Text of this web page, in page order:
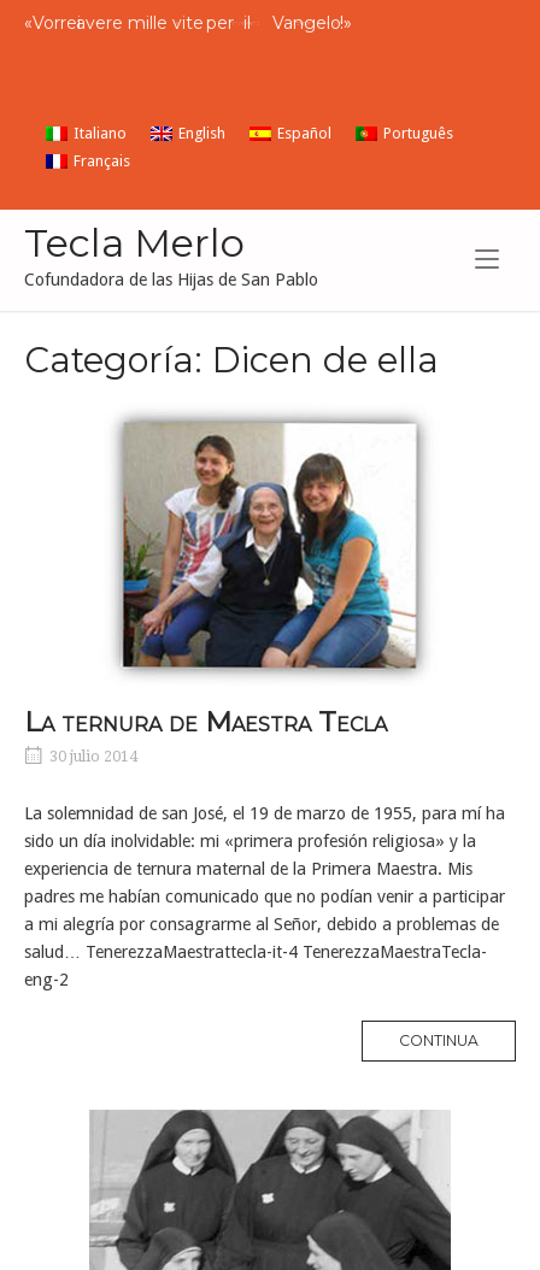
«I
Vorrei
wish
avereI had
millea
vitethousand
per lives to give to the
il
Italiano English Español
Português
Français
Tecla Merlo
Cofundadora de las Hijas de San Pablo
Categoría: Dicen de ella
La ternura de Maestra Tecla
30 julio 2014
La solemnidad de san José, el 19 de marzo de 1955, para mí ha
sido un día inolvidable: mi «primera profesión religiosa» y la
experiencia de ternura maternal de la Primera Maestra. Mis
padres me habían comunicado que no podían venir a participar
a mi alegría por consagrarme al Señor, debido a problemas de
salud… TenerezzaMaestrattecla-it-4 TenerezzaMaestraTecla-
eng-2
CONTINUA